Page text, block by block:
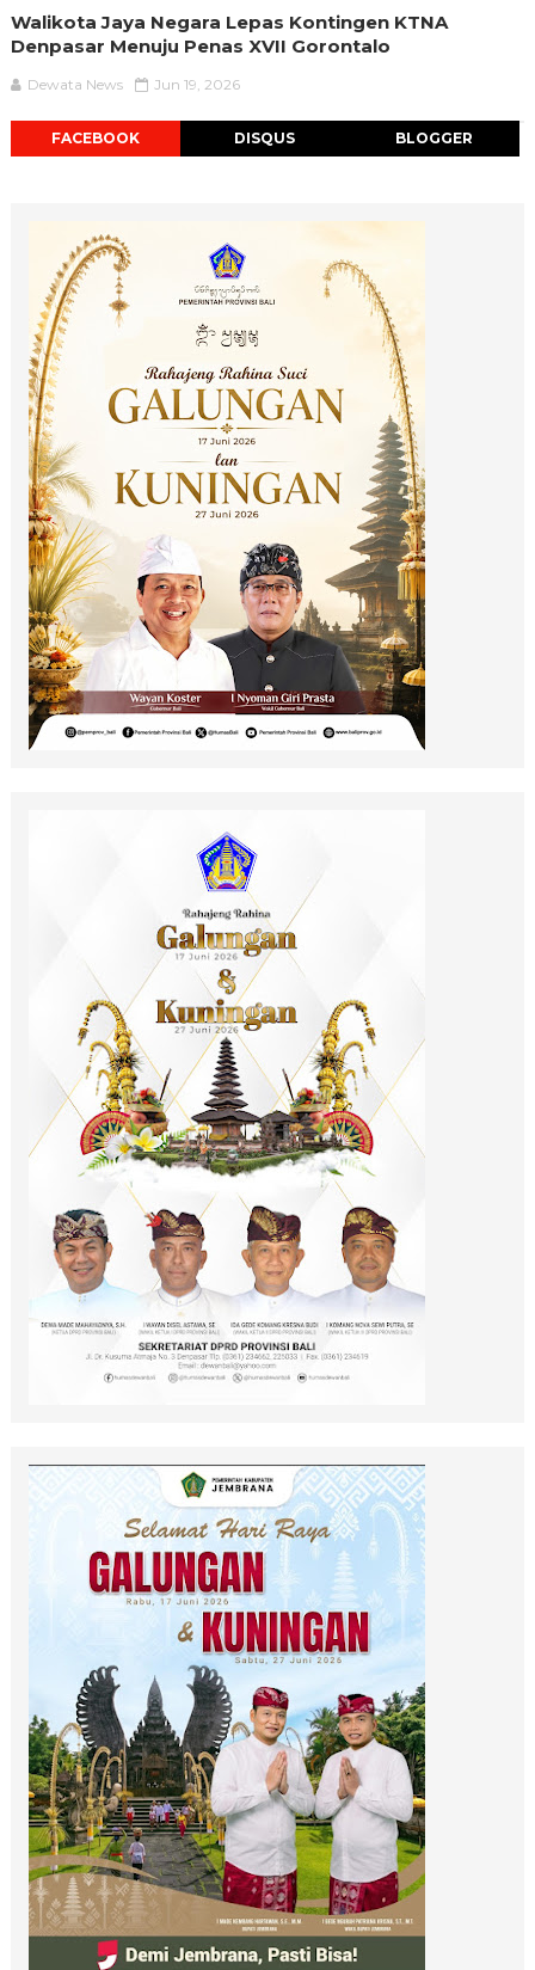
Walikota Jaya Negara Lepas Kontingen KTNA
Denpasar Menuju Penas XVII Gorontalo
Dewata News Jun 19, 2026
FACEBOOK DISQUS BLOGGER